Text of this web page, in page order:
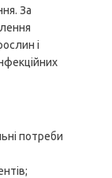
За
і
потреби